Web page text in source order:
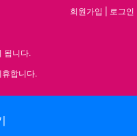
됩니다.
합니다.
회원가입 로그인